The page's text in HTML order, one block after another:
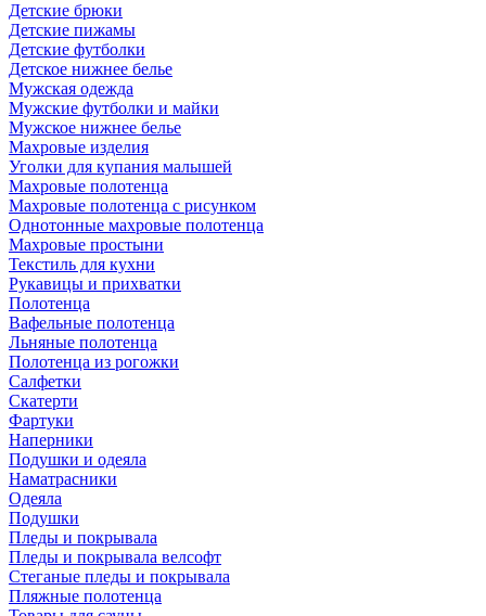
Детские брюки
Детские пижамы
Детские футболки
Детское нижнее белье
Мужская одежда
Мужские футболки и майки
Мужское нижнее белье
Махровые изделия
Уголки для купания малышей
Махровые полотенца
Махровые полотенца с рисунком
Однотонные махровые полотенца
Махровые простыни
Текстиль для кухни
Рукавицы и прихватки
Полотенца
Вафельные полотенца
Льняные полотенца
Полотенца из рогожки
Салфетки
Скатерти
Фартуки
Наперники
Подушки и одеяла
Наматрасники
Одеяла
Подушки
Пледы и покрывала
Пледы и покрывала велсофт
Стеганые пледы и покрывала
Пляжные полотенца